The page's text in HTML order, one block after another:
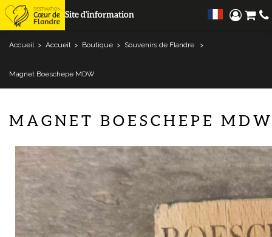
Site d'information
Accueil > Accueil > Boutique > Souvenirs de Flandre >
Magnet Boeschepe MDW
MAGNET BOESCHEPE